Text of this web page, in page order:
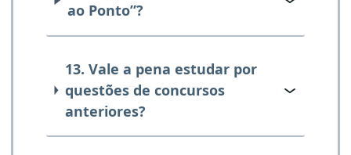
ao Ponto”?
13. Vale a pena estudar por
questões de concursos
anteriores?